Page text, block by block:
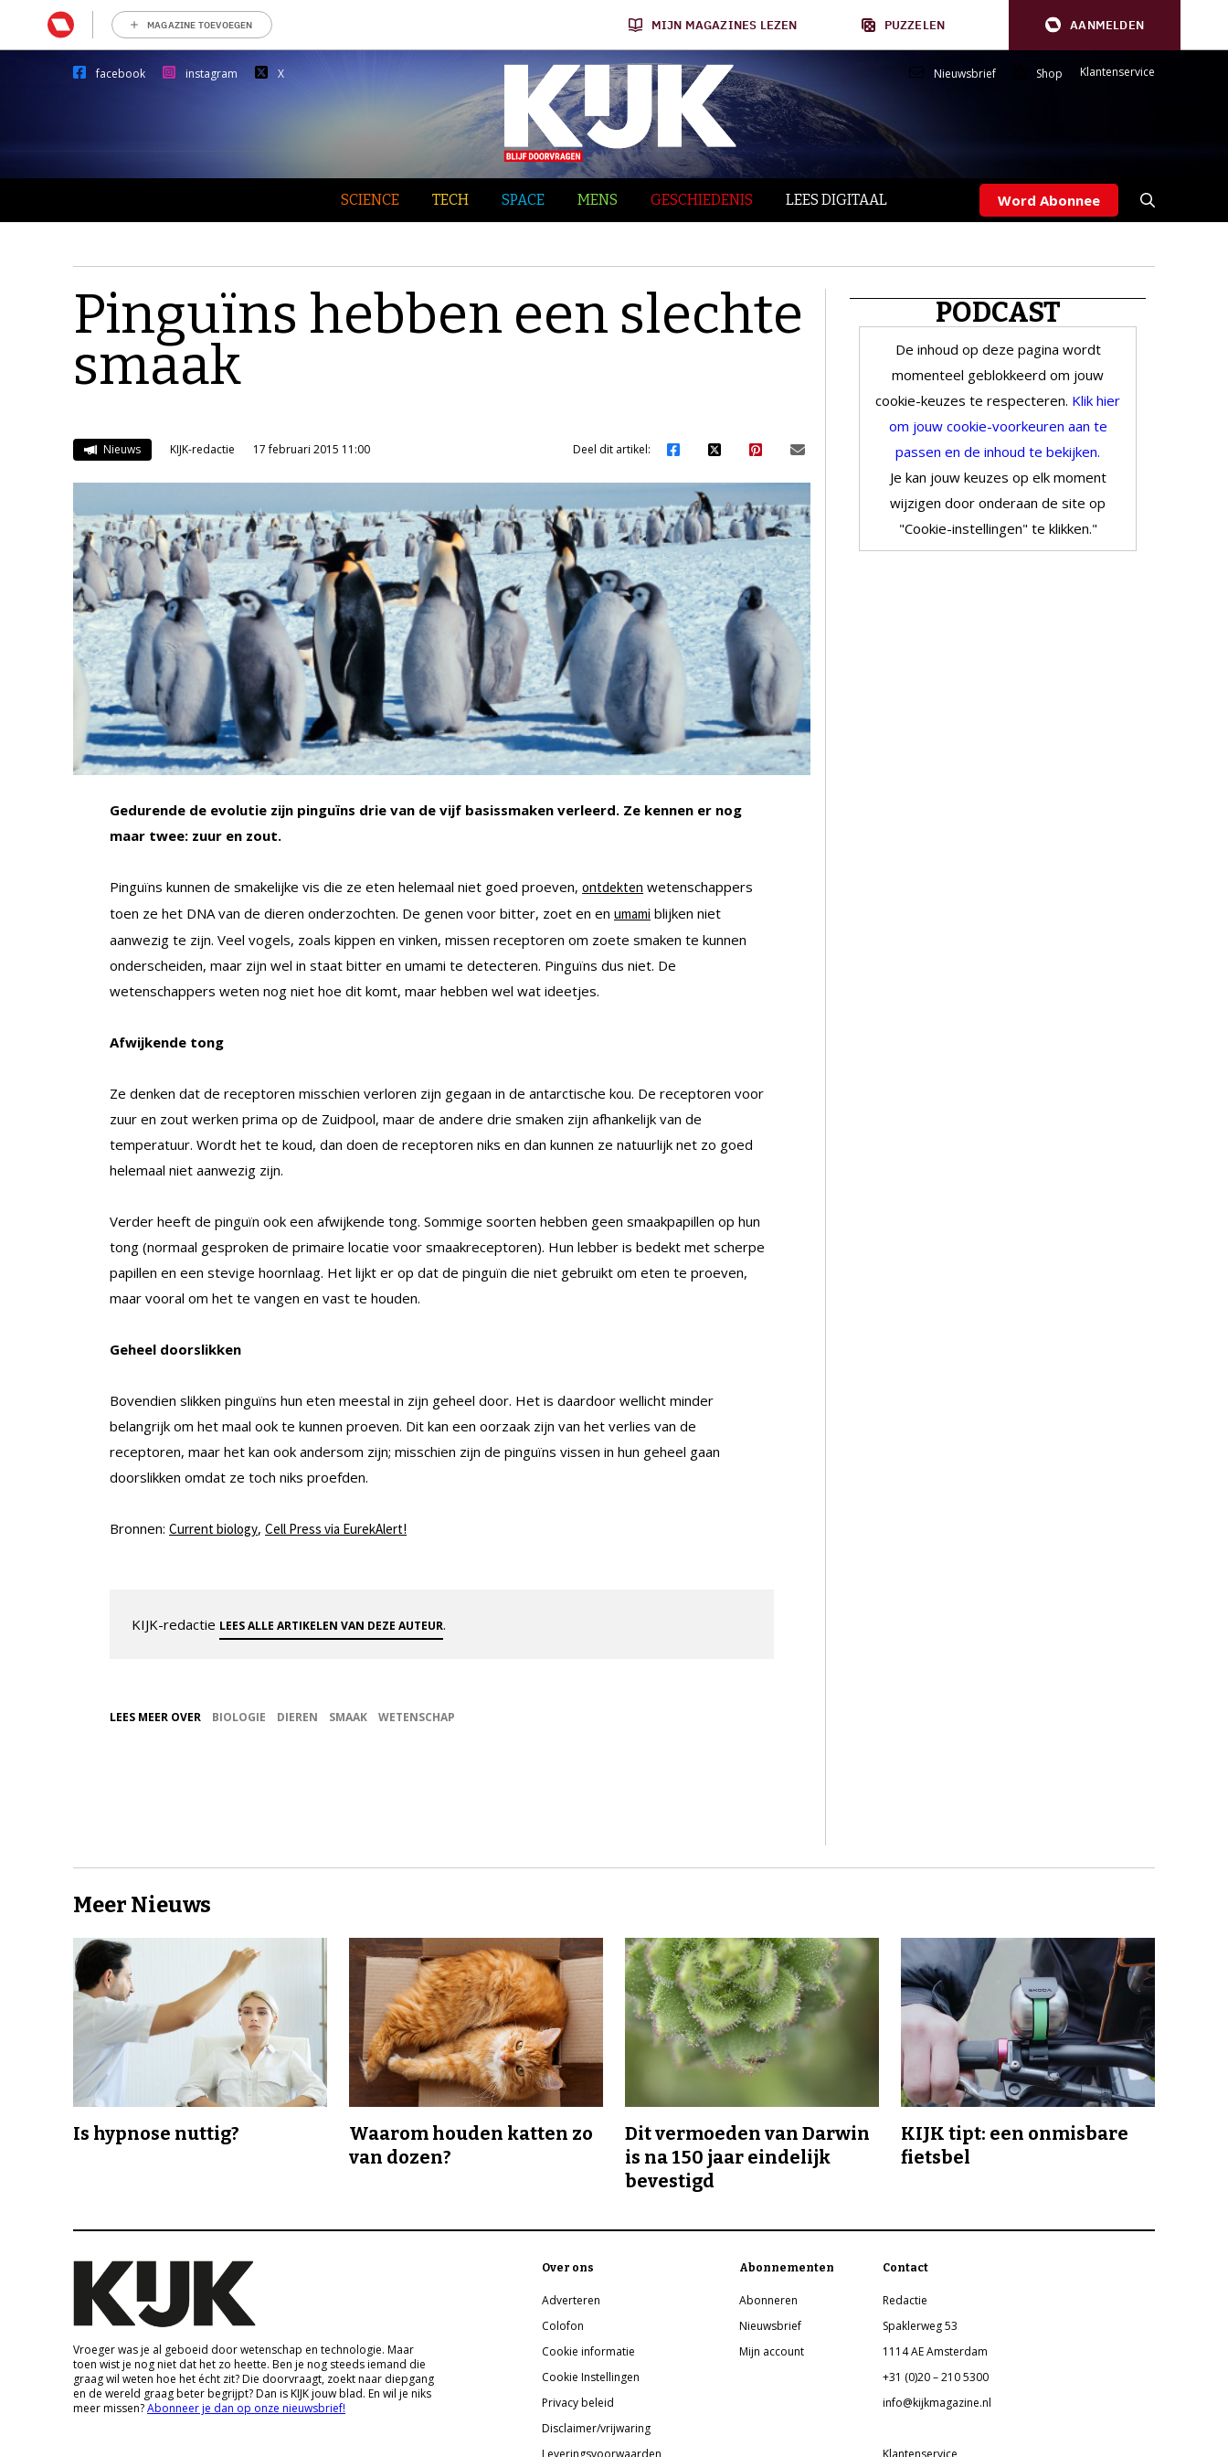
MAGAZINE TOEVOEGEN MIJN MAGAZINES LEZEN PUZZELEN AANMELDEN
facebook instagram X Nieuwsbrief Shop Klantenservice
SCIENCE TECH SPACE MENS GESCHIEDENIS LEES DIGITAAL Word Abonnee
Pinguïns hebben een slechte
smaak
Nieuws KIJK-redactie 17 februari 2015 11:00 Deel dit artikel:
Gedurende de evolutie zijn pinguïns drie van de vijf basissmaken verleerd. Ze kennen er nog
maar twee: zuur en zout.
Pinguïns kunnen de smakelijke vis die ze eten helemaal niet goed proeven, ontdekten wetenschappers
toen ze het DNA van de dieren onderzochten. De genen voor bitter, zoet en en umami blijken niet
aanwezig te zijn. Veel vogels, zoals kippen en vinken, missen receptoren om zoete smaken te kunnen
onderscheiden, maar zijn wel in staat bitter en umami te detecteren. Pinguïns dus niet. De
wetenschappers weten nog niet hoe dit komt, maar hebben wel wat ideetjes.
Afwijkende tong
Ze denken dat de receptoren misschien verloren zijn gegaan in de antarctische kou. De receptoren voor
zuur en zout werken prima op de Zuidpool, maar de andere drie smaken zijn afhankelijk van de
temperatuur. Wordt het te koud, dan doen de receptoren niks en dan kunnen ze natuurlijk net zo goed
helemaal niet aanwezig zijn.
Verder heeft de pinguïn ook een afwijkende tong. Sommige soorten hebben geen smaakpapillen op hun
tong (normaal gesproken de primaire locatie voor smaakreceptoren). Hun lebber is bedekt met scherpe
papillen en een stevige hoornlaag. Het lijkt er op dat de pinguïn die niet gebruikt om eten te proeven,
maar vooral om het te vangen en vast te houden.
Geheel doorslikken
Bovendien slikken pinguïns hun eten meestal in zijn geheel door. Het is daardoor wellicht minder
belangrijk om het maal ook te kunnen proeven. Dit kan een oorzaak zijn van het verlies van de
receptoren, maar het kan ook andersom zijn; misschien zijn de pinguïns vissen in hun geheel gaan
doorslikken omdat ze toch niks proefden.
Bronnen: Current biology, Cell Press via EurekAlert!
KIJK-redactie LEES ALLE ARTIKELEN VAN DEZE AUTEUR.
LEES MEER OVER BIOLOGIE DIEREN SMAAK WETENSCHAP
PODCAST
De inhoud op deze pagina wordt
momenteel geblokkeerd om jouw
cookie-keuzes te respecteren. Klik hier
om jouw cookie-voorkeuren aan te
passen en de inhoud te bekijken.
Je kan jouw keuzes op elk moment
wijzigen door onderaan de site op
"Cookie-instellingen" te klikken."
Meer Nieuws
Is hypnose nuttig?
Waarom houden katten zo
van dozen?
Dit vermoeden van Darwin
is na 150 jaar eindelijk
bevestigd
KIJK tipt: een onmisbare
fietsbel
Vroeger was je al geboeid door wetenschap en technologie. Maar
toen wist je nog niet dat het zo heette. Ben je nog steeds iemand die
graag wil weten hoe het écht zit? Die doorvraagt, zoekt naar diepgang
en de wereld graag beter begrijpt? Dan is KIJK jouw blad. En wil je niks
meer missen?Abonneer je dan op onze nieuwsbrief!
Over ons
Adverteren
Colofon
Cookie informatie
Cookie Instellingen
Privacy beleid
Disclaimer/vrijwaring
Abonnementen
Abonneren
Nieuwsbrief
Mijn account
Contact
Redactie
Spaklerweg 53
1114 AE Amsterdam
+31 (0)20 – 210 5300
info@kijkmagazine.nl